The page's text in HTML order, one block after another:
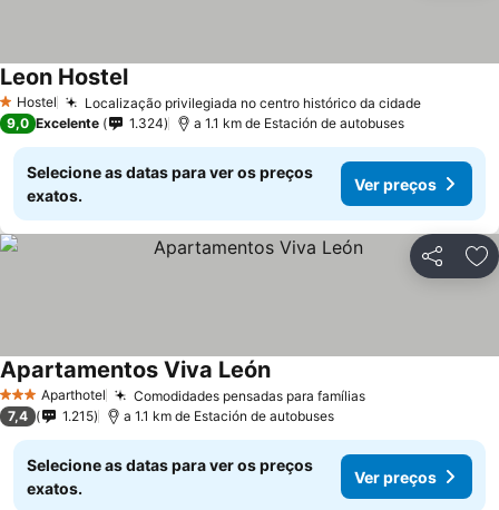
1 Estrelas
Hostel Localização privilegiada no centro histórico da cidadeVer
Leon HostelVer preços
9,0 Excelente 1.324 a 1.1 km de Estación de autobuses
Selecione as datas para ver os preços
exatos.
Ver preços
Partilhar
3 EstrelasAparthotel Comodidades pensadas para famíliasVer preços
Apartamentos Viva LeónVer preços
7,4 1.215 a 1.1 km de Estación de autobuses
Selecione as datas para ver os preços
exatos.
Ver preços